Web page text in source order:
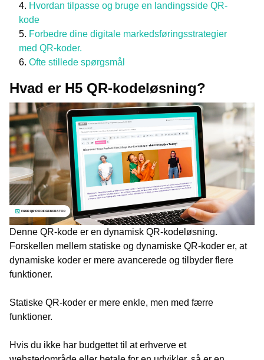
Hvordan tilpasse og bruge en landingsside QR-
kode
Forbedre dine digitale markedsføringsstrategier
med QR-koder.
Ofte stillede spørgsmål
Hvad er H5 QR-kodeløsning?
Denne QR-kode er en dynamisk QR-kodeløsning.
Forskellen mellem statiske og dynamiske QR-koder er, at
dynamiske koder er mere avancerede og tilbyder flere
funktioner.
Statiske QR-koder er mere enkle, men med færre
funktioner.
Hvis du ikke har budgettet til at erhverve et